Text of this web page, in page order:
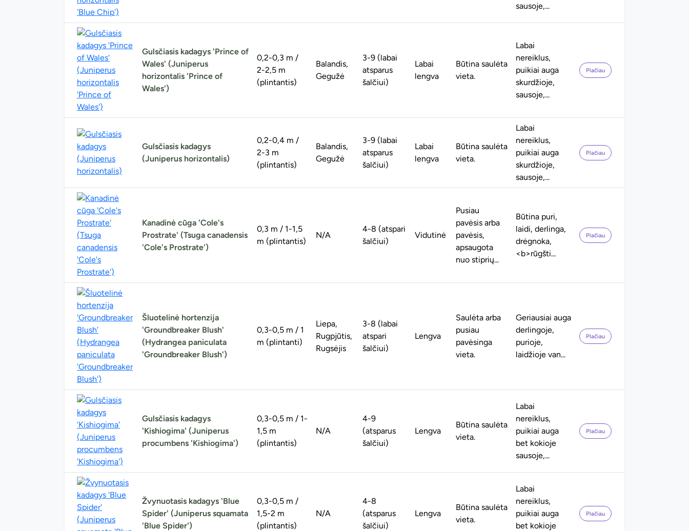
sausoje,...
Gulsčiasis kadagys 'Prince of
Wales' (Juniperus
horizontalis 'Prince of
Wales')
0,2-0,3 m /
2-2,5 m
(plintantis)
Balandis,
Gegužė
3-9 (labai
atsparus
šalčiui)
Labai
lengva
Būtina saulėta
vieta.
Labai
nereiklus,
puikiai auga
skurdžioje,
sausoje,...
Plačiau
Gulsčiasis kadagys
(Juniperus horizontalis)
0,2-0,4 m /
2-3 m
(plintantis)
Balandis,
Gegužė
3-9 (labai
atsparus
šalčiui)
Labai
lengva
Būtina saulėta
vieta.
Labai
nereiklus,
puikiai auga
skurdžioje,
sausoje,...
Plačiau
Kanadinė cūga 'Cole's
Prostrate' (Tsuga canadensis
'Cole's Prostrate')
0,3 m / 1-1,5
m (plintantis)
N/A
4-8 (atspari
šalčiui)
Vidutinė
Pusiau
pavėsis arba
pavėsis,
apsaugota
nuo stiprių...
Būtina puri,
laidi, derlinga,
drėgnoka,
<b>rūgšti...
Plačiau
Šluotelinė hortenzija
'Groundbreaker Blush'
(Hydrangea paniculata
'Groundbreaker Blush')
0,3-0,5 m / 1
m (plintanti)
Liepa,
Rugpjūtis,
Rugsėjis
3-8 (labai
atspari
šalčiui)
Lengva
Saulėta arba
pusiau
pavėsinga
vieta.
Geriausiai auga
derlingoje,
purioje,
laidžioje van...
Plačiau
Gulsčiasis kadagys
'Kishiogima' (Juniperus
procumbens 'Kishiogima')
0,3-0,5 m / 1-
1,5 m
(plintantis)
N/A
4-9
(atsparus
šalčiui)
Lengva
Būtina saulėta
vieta.
Labai
nereiklus,
puikiai auga
bet kokioje
sausoje,...
Plačiau
Žvynuotasis kadagys 'Blue
Spider' (Juniperus squamata
'Blue Spider')
0,3-0,5 m /
1,5-2 m
(plintantis)
N/A
4-8
(atsparus
šalčiui)
Lengva
Būtina saulėta
vieta.
Labai
nereiklus,
puikiai auga
bet kokioje
Plačiau